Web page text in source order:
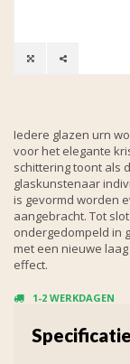
Iedere glazen urn
voor het elegante
schittering toont als
glaskunstenaar
is gevormd worden
aangebracht. Tot
ondergedompeld in
met een nieuwe
effect.
1-2 WERKDAGEN